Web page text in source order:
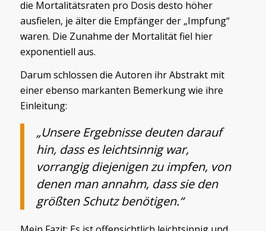
die Mortalitätsraten pro Dosis desto höher
ausfielen, je älter die Empfänger der „Impfung“
waren. Die Zunahme der Mortalität fiel hier
exponentiell aus.
Darum schlossen die Autoren ihr Abstrakt mit
einer ebenso markanten Bemerkung wie ihre
Einleitung:
„Unsere Ergebnisse deuten darauf
hin, dass es leichtsinnig war,
vorrangig diejenigen zu impfen, von
denen man annahm, dass sie den
größten Schutz benötigen.“